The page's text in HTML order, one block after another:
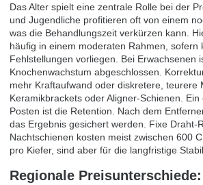
Das Alter spielt eine zentrale Rolle bei der
und Jugendliche profitieren oft von einem
was die Behandlungszeit verkürzen kann.
häufig in einem moderaten Rahmen, sofern
Fehlstellungen vorliegen. Bei Erwachsenen
Knochenwachstum abgeschlossen.
mehr Kraftaufwand oder diskretere, teurere
Keramikbrackets oder Aligner-Schienen.
Posten ist die Retention. Nach dem
das Ergebnis gesichert werden. Fixe Draht-
Nachtschienen kosten meist zwischen 600
pro Kiefer, sind aber für die langfristige
Regionale